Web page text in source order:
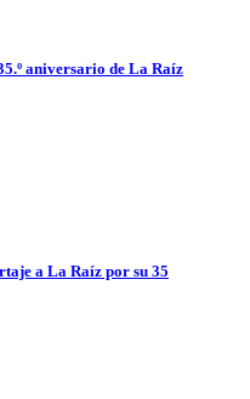
aniversario de La Raíz
a La Raíz por su 35